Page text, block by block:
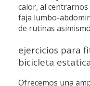
calor, al
faja lumbo-
de rutinas
ejercicios para
bicicleta estatica
Ofrecemos una